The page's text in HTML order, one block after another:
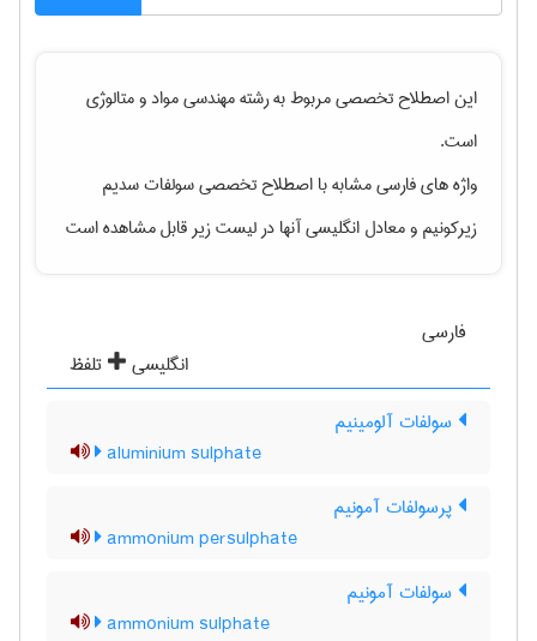
این اصطلاح تخصصی مربوط به رشتهمهندسی مواد و متالوژی
است.
واژه های فارسی مشابه با اصطلاح تخصصیسولفات سدیم
زیرکونیمو معادل انگلیسی آنها در لیست زیر قابل مشاهده است
فارسی
انگلیسی
تلفظ
سولفات آلومینیم
aluminium sulphate
پرسولفات آمونیم
ammonium persulphate
سولفات آمونیم
ammonium sulphate